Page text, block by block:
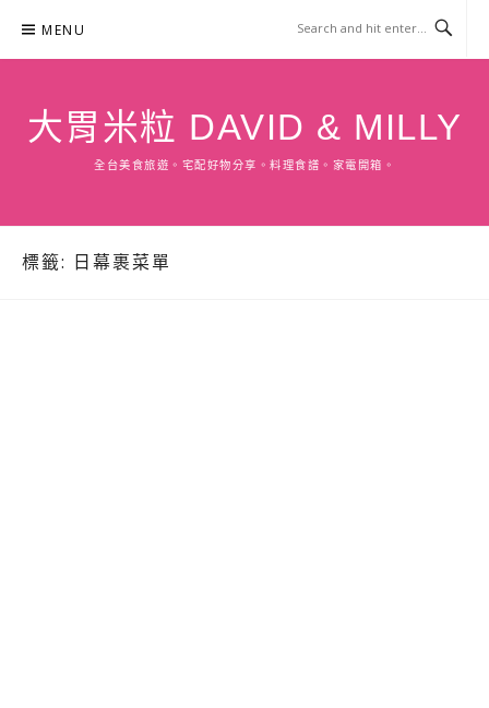
content
MENU
大胃米粒 DAVID & MILLY
全台美食旅遊。宅配好物分享。料理食譜。家電開箱。
標籤: 日幕裹菜單